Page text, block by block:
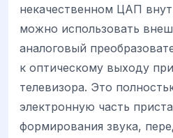
некачественном ЦАП
можно использовать
аналоговый
к оптическому выходу
телевизора. Это
электронную часть
формирования звука,